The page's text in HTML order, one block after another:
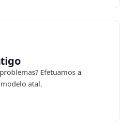
Efetuamos a
atal.